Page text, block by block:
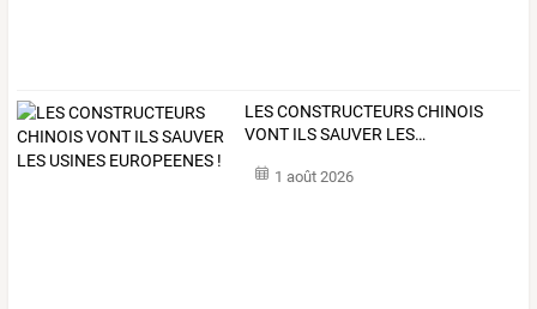
LESCONSTRUCTEURSCHINOIS
VONT ILSSAUVER LES…
1 août 2026